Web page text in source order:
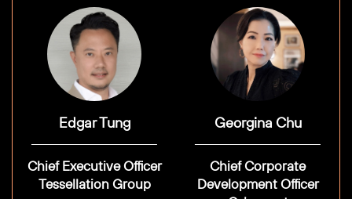
Edgar Tung
Chief Executive Officer
Tessellation Group
Georgina Chu
Chief Corporate
Development Officer